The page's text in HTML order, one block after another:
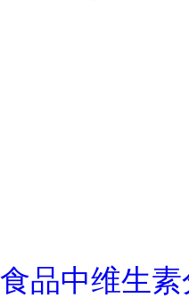
食品中维生